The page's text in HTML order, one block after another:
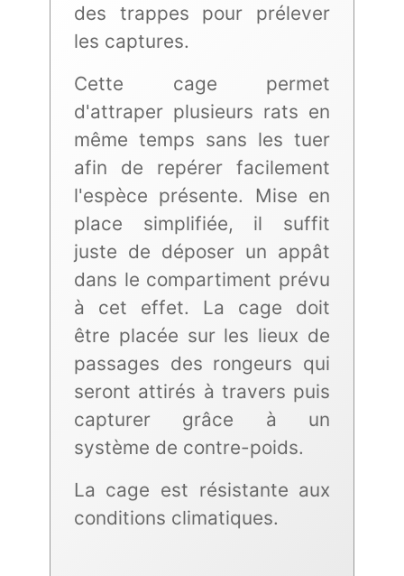
des trappes pour prélever
les captures.
Cette cage permet
d'attraper plusieurs rats en
même temps sans les tuer
afin de repérer facilement
l'espèce présente. Mise en
place simplifiée, il suffit
juste de déposer un appât
dans le compartiment prévu
à cet effet. La cage doit
être placée sur les lieux de
passages des rongeurs qui
seront attirés à travers puis
capturer grâce à un
système de contre-poids.
La cage est résistante aux
conditions climatiques.